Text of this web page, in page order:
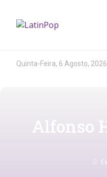
Quinta-Feira, 6 Agosto, 2026
Alfonso